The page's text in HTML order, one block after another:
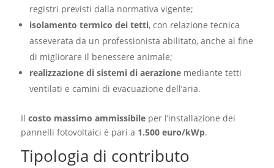
registri previsti dalla normativa vigente;
isolamento termico dei tetti, con relazione tecnica
asseverata da un professionista abilitato, anche al fine
di migliorare il benessere animale;
realizzazione di sistemi di aerazionemediante tetti
ventilati e camini di evacuazione dell’aria.
Il costo massimo ammissibileper l’installazione dei
pannelli fotovoltaici è pari a 1.500 euro/kWp.
Tipologia di contributo